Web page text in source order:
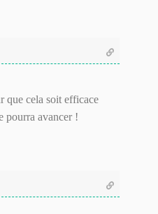
que cela soit efficace
pourra avancer !